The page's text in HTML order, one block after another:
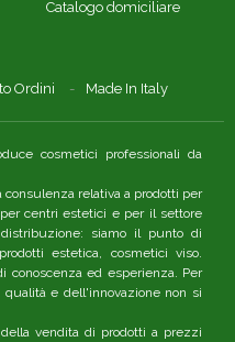
Catalogo domiciliare
Ordini Made In Italy
cosmetici professionali da
relativa a prodotti per
centri estetici e per il settore
siamo il punto di
estetica, cosmetici viso.
conoscenza ed esperienza. Per
e dell'innovazione non si
vendita di prodotti a prezzi